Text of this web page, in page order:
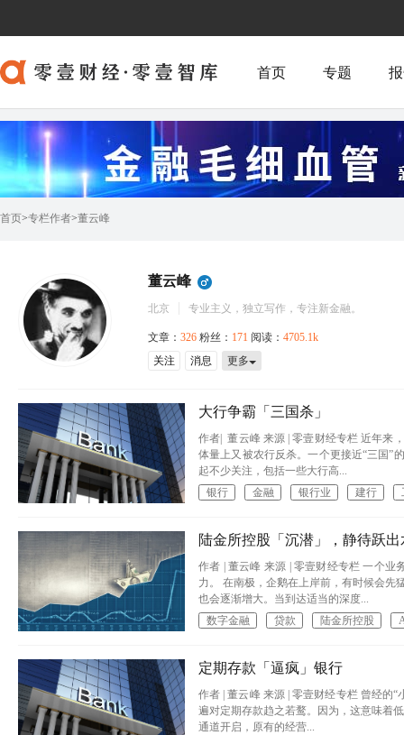
首页 专题
首页>专栏作者>董云峰
董云峰
北京 专业主义，独立写作，专注新金融。
文章：326粉丝： 171 阅读：4705.1k
关注
消息 更多
大行争霸「三国杀」
作者| 董云峰 来源 | 零壹财经专栏 近年来
体量上又被农行反杀。一个更接近“三国”
起不少关注，包括一些大行高...
银行
金融 银行业 建行
陆金所控股「沉潜」，静待跃出
作者 | 董云峰 来源 | 零壹财经专栏 一个
力。 在南极，企鹅在上岸前，有时候会先
也会逐渐增大。当到达适当的深度...
数字金融
贷款 陆金所控股
定期存款「逼疯」银行
作者 | 董云峰 来源 | 零壹财经专栏 曾经的
遍对定期存款趋之若鹜。因为，这意味着
通道开启，原有的经营...